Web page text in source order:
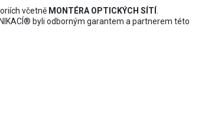
včetně MONTÉRA OPTICKÝCH SÍTÍ .
byli odborným garantem a partnerem této